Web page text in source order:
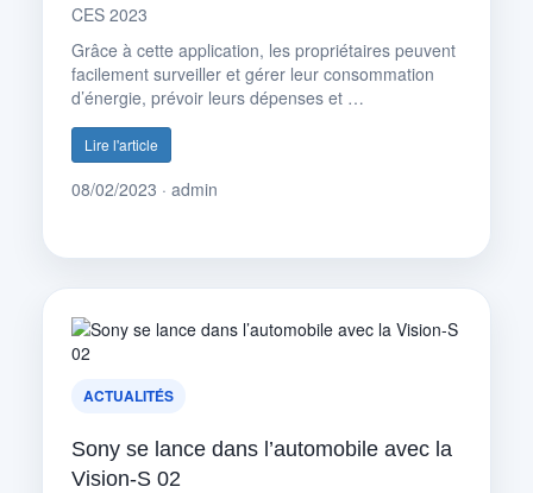
CES 2023
Grâce à cette application, les propriétaires peuvent
facilement surveiller et gérer leur consommation
d’énergie, prévoir leurs dépenses et …
Lire l'article
08/02/2023 · admin
ACTUALITÉS
Sony se lance dans l’automobile avec la
Vision-S 02